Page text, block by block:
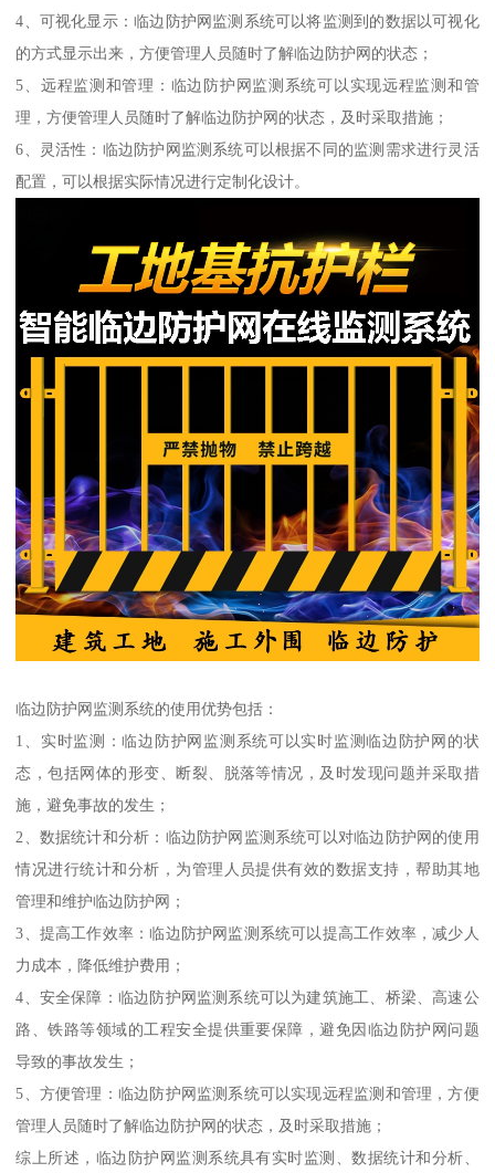
4、可视化显示：临边防护网监测系统可以将监测到的数据以可视化
的方式显示出来，方便管理人员随时了解临边防护网的状态；
5、远程监测和管理：临边防护网监测系统可以实现远程监测和管
理，方便管理人员随时了解临边防护网的状态，及时采取措施；
6、灵活性：临边防护网监测系统可以根据不同的监测需求进行灵活
配置，可以根据实际情况进行定制化设计。
临边防护网监测系统的使用优势包括：
1、实时监测：临边防护网监测系统可以实时监测临边防护网的状
态，包括网体的形变、断裂、脱落等情况，及时发现问题并采取措
施，避免事故的发生；
2、数据统计和分析：临边防护网监测系统可以对临边防护网的使用
情况进行统计和分析，为管理人员提供有效的数据支持，帮助其地
管理和维护临边防护网；
3、提高工作效率：临边防护网监测系统可以提高工作效率，减少人
力成本，降低维护费用；
4、安全保障：临边防护网监测系统可以为建筑施工、桥梁、高速公
路、铁路等领域的工程安全提供重要保障，避免因临边防护网问题
导致的事故发生；
5、方便管理：临边防护网监测系统可以实现远程监测和管理，方便
管理人员随时了解临边防护网的状态，及时采取措施；
综上所述，临边防护网监测系统具有实时监测、数据统计和分析、